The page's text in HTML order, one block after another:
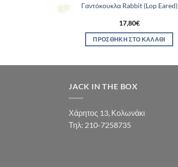
Γαντόκουκλα Rabbit (Lop Eared)
17,80€
ΠΡΟΣΘΉΚΗ ΣΤΟ ΚΑΛΆΘΙ
JACK IN THE BOX
Χάρητος 13, Κολωνάκι
Τηλ: 210-7258735